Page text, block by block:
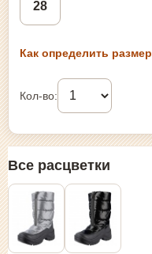
28
Как определить размер
Кол-во:
Все расцветки